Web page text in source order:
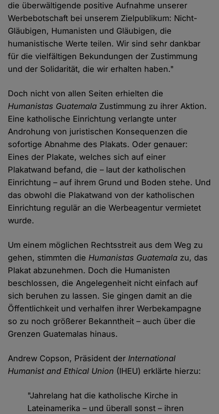
die überwältigende positive Aufnahme unserer
Werbebotschaft bei unserem Zielpublikum: Nicht-
Gläubigen, Humanisten und Gläubigen, die
humanistische Werte teilen. Wir sind sehr dankbar
für die vielfältigen Bekundungen der Zustimmung
und der Solidarität, die wir erhalten haben."
Doch nicht von allen Seiten erhielten die
Humanistas Guatemala Zustimmung zu ihrer Aktion.
Eine katholische Einrichtung verlangte unter
Androhung von juristischen Konsequenzen die
sofortige Abnahme des Plakats. Oder genauer:
Eines der Plakate, welches sich auf einer
Plakatwand befand, die – laut der katholischen
Einrichtung – auf ihrem Grund und Boden stehe. Und
das obwohl die Plakatwand von der katholischen
Einrichtung regulär an die Werbeagentur vermietet
wurde.
Um einem möglichen Rechtsstreit aus dem Weg zu
gehen, stimmten dieHumanistas Guatemala zu, das
Plakat abzunehmen. Doch die Humanisten
beschlossen, die Angelegenheit nicht einfach auf
sich beruhen zu lassen. Sie gingen damit an die
Öffentlichkeit und verhalfen ihrer Werbekampagne
so zu noch größerer Bekanntheit – auch über die
Grenzen Guatemalas hinaus.
Andrew Copson, Präsident derInternational
Humanist and Ethical Union (IHEU) erklärte hierzu:
"Jahrelang hat die katholische Kirche in
Lateinamerika – und überall sonst – ihren